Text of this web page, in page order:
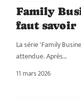
Family
faut savoir
La série 'Family
attendue. Après…
11 mars 2026